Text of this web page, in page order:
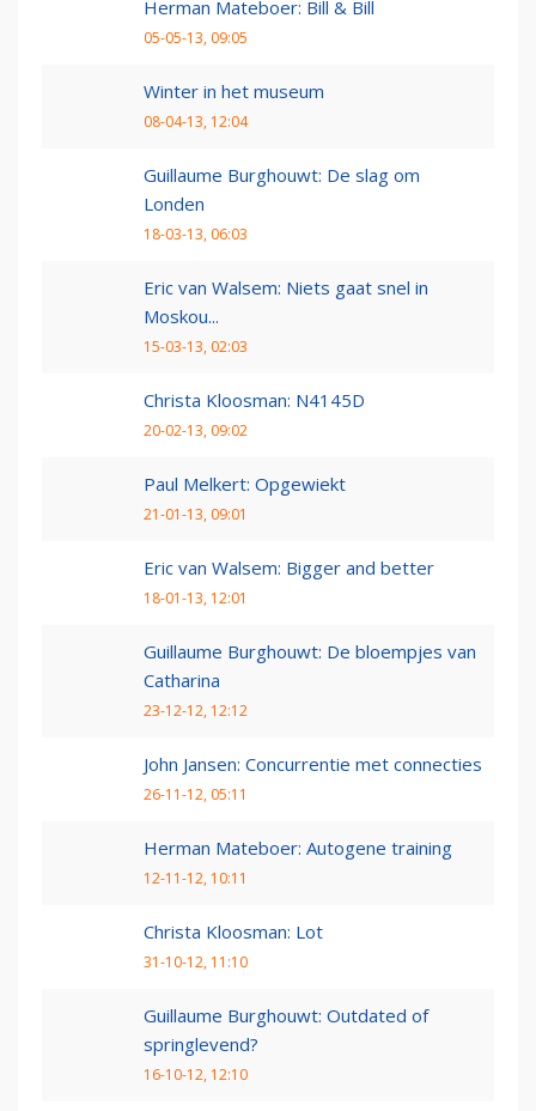
Herman Mateboer: Bill & Bill
05-05-13, 09:05
Winter in het museum
08-04-13, 12:04
Guillaume Burghouwt: De slag om
Londen
18-03-13, 06:03
Eric van Walsem: Niets gaat snel in
Moskou...
15-03-13, 02:03
Christa Kloosman: N4145D
20-02-13, 09:02
Paul Melkert: Opgewiekt
21-01-13, 09:01
Eric van Walsem: Bigger and better
18-01-13, 12:01
Guillaume Burghouwt: De bloempjes van
Catharina
23-12-12, 12:12
John Jansen: Concurrentie met connecties
26-11-12, 05:11
Herman Mateboer: Autogene training
12-11-12, 10:11
Christa Kloosman: Lot
31-10-12, 11:10
Guillaume Burghouwt: Outdated of
springlevend?
16-10-12, 12:10